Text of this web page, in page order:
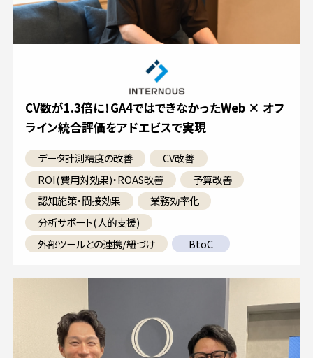
CV数が1.3倍に！GA4ではできなかったWeb × オフ
ライン統合評価をアドエビスで実現
データ計測精度の改善
CV改善
ROI(費用対効果)・ROAS改善
予算改善
認知施策・間接効果
業務効率化
分析サポート(人的支援)
外部ツールとの連携/紐づけ
BtoC